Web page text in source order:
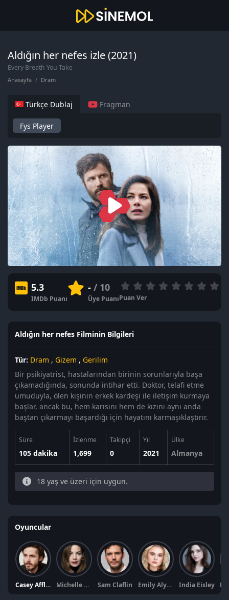
Aldığın her nefes izle (2021)
Every Breath You Take
Anasayfa Dram
Türkçe Dublaj Fragman
Fys Player
5.3
IMDb Puanı
-/ 10
Üye PuanıPuan Ver
Aldığın her nefes Filminin Bilgileri
Tür: Dram , Gizem , Gerilim
Bir psikiyatrist, hastalarından birinin sorunlarıyla başa
çıkamadığında, sonunda intihar etti. Doktor, telafi etme
umuduyla, ölen kişinin erkek kardeşi ile iletişim kurmaya
başlar, ancak bu, hem karısını hem de kızını aynı anda
baştan çıkarmayı başardığı için hayatını karmaşıklaştırır.
Süre
105 dakika
İzlenme
1,699
Takipçi
0
Yıl
2021
Ülke
Almanya
18 yaş ve üzeri için uygun.
Oyuncular
Casey Affleck Michelle Monaghan Sam Claflin Emily Alyn Lind India Eisley